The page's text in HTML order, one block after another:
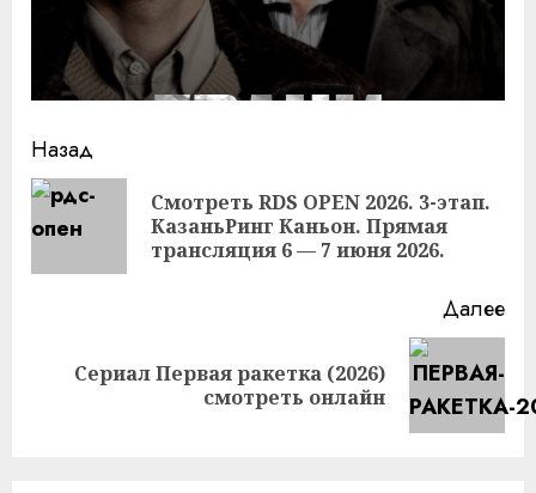
Продолжить
чтение
Назад
Смотреть RDS OPEN 2026. 3-этап.
КазаньРинг Каньон. Прямая
трансляция 6 — 7 июня 2026.
Далее
Следующая
Сериал Первая ракетка (2026)
смотреть онлайн